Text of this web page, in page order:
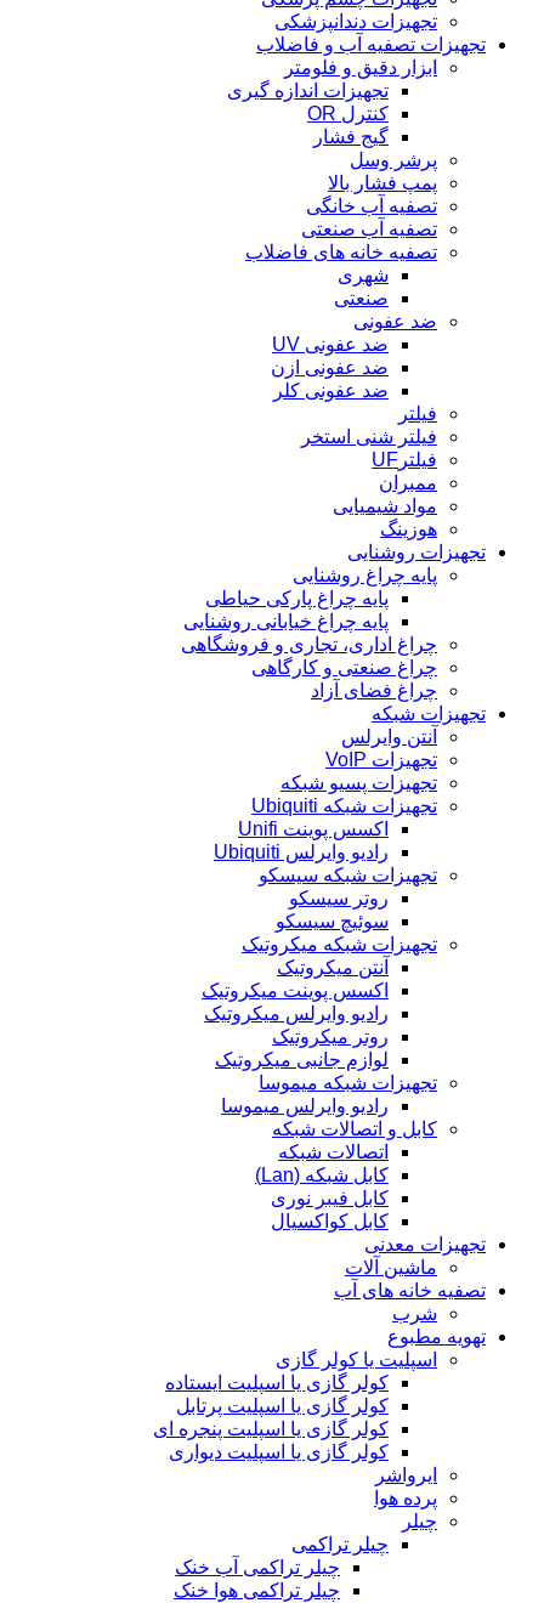
تجهیزات دندانپزشکی
تجهیزات تصفیه آب و فاضلاب
ابزار دقیق و فلومتر
تجهیزات اندازه گیری
کنترل OR
گیج فشار
پرشر وسل
پمپ فشار بالا
تصفیه آب خانگی
تصفیه آب صنعتی
تصفیه خانه های فاضلاب
شهری
صنعتی
ضد عفونی
ضد عفونی UV
ضد عفونی ازن
ضد عفونی کلر
فیلتر
فیلتر شنی استخر
فیلترUF
ممبران
مواد شیمیایی
هوزینگ
تجهیزات روشنایی
پایه چراغ روشنایی
پایه چراغ پارکی حیاطی
پایه چراغ خیابانی روشنایی
چراغ اداری، تجاری و فروشگاهی
چراغ صنعتی و کارگاهی
چراغ فضای آزاد
تجهیزات شبکه
آنتن وایرلس
تجهیزات VoIP
تجهیزات پسیو شبکه
تجهیزات شبکه Ubiquiti
اکسس پوینت Unifi
رادیو وایرلس Ubiquiti
تجهیزات شبکه سیسکو
روتر سیسکو
سوئیچ سیسکو
تجهیزات شبکه میکروتیک
آنتن میکروتیک
اکسس پوینت میکروتیک
رادیو وایرلس میکروتیک
روتر میکروتیک
لوازم جانبی میکروتیک
تجهیزات شبکه میموسا
رادیو وایرلس میموسا
کابل و اتصالات شبکه
اتصالات شبکه
کابل شبکه (Lan)
کابل فیبر نوری
کابل کواکسیال
تجهیزات معدنی
ماشین آلات
تصفیه خانه های آب
شرب
تهویه مطبوع
اسپلیت یا کولر گازی
کولر گازی یا اسپلیت ایستاده
کولر گازی یا اسپلیت پرتابل
کولر گازی یا اسپلیت پنجره ای
کولر گازی یا اسپلیت دیواری
ایرواشر
پرده هوا
چیلر
چیلر تراکمی
چیلر تراکمی آب خنک
چیلر تراکمی هوا خنک